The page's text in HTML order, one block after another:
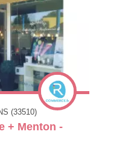
(33510)
+ Menton -